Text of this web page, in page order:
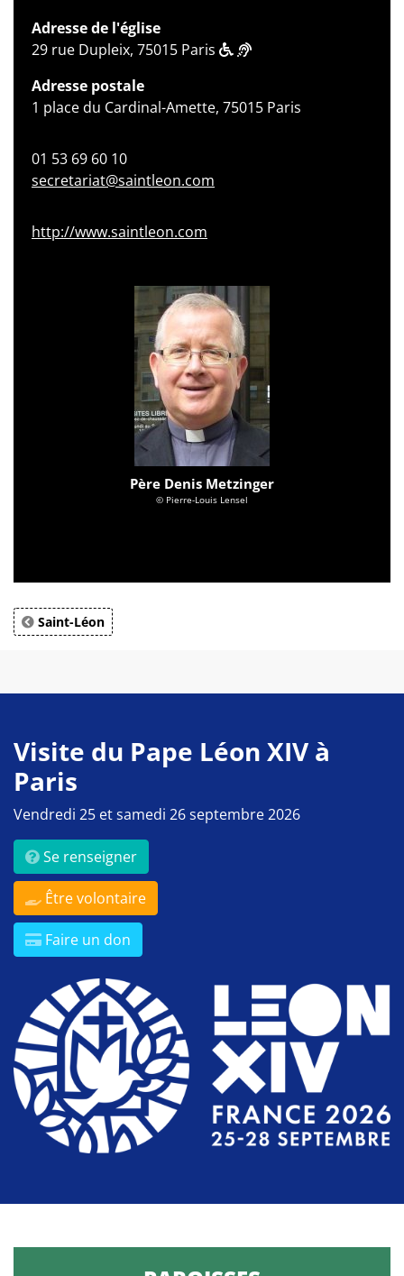
Adresse de l'église
29 rue Dupleix, 75015 Paris
Adresse postale
1 place du Cardinal-Amette, 75015 Paris
01 53 69 60 10
secretariat@saintleon.com
http://www.saintleon.com
Père Denis Metzinger
© Pierre-Louis Lensel
Saint-Léon
Visite du Pape Léon XIV à
Paris
Vendredi 25 et samedi 26 septembre 2026
Se renseigner
Être volontaire
Faire un don